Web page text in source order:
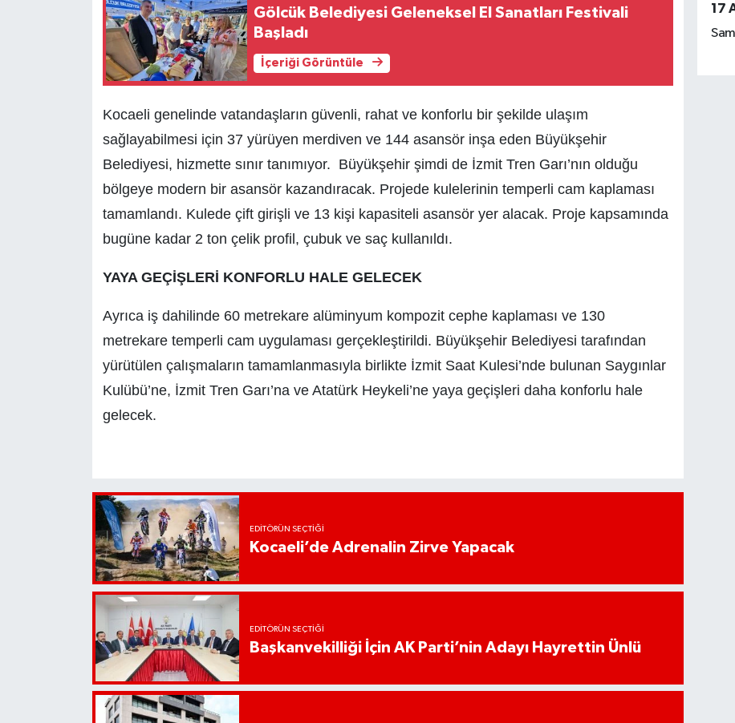
Gölcük Belediyesi Geleneksel El Sanatları Festivali
Başladı
İçeriği Görüntüle
Kocaeli genelinde vatandaşların güvenli, rahat ve konforlu bir şekilde ulaşım
sağlayabilmesi için 37 yürüyen merdiven ve 144 asansör inşa eden Büyükşehir
Belediyesi, hizmette sınır tanımıyor. Büyükşehir şimdi de İzmit Tren Garı’nın olduğu
bölgeye modern bir asansör kazandıracak. Projede kulelerinin temperli cam kaplaması
tamamlandı. Kulede çift girişli ve 13 kişi kapasiteli asansör yer alacak. Proje kapsamında
bugüne kadar 2 ton çelik profil, çubuk ve saç kullanıldı.
YAYA GEÇİŞLERİ KONFORLU HALE GELECEK
Ayrıca iş dahilinde 60 metrekare alüminyum kompozit cephe kaplaması ve 130
metrekare temperli cam uygulaması gerçekleştirildi. Büyükşehir Belediyesi tarafından
yürütülen çalışmaların tamamlanmasıyla birlikte İzmit Saat Kulesi’nde bulunan Saygınlar
Kulübü’ne, İzmit Tren Garı’na ve Atatürk Heykeli’ne yaya geçişleri daha konforlu hale
gelecek.
EDITÖRÜN SEÇTIĞI
Kocaeli’de Adrenalin Zirve Yapacak
EDITÖRÜN SEÇTIĞI
Başkanvekilliği İçin AK Parti’nin Adayı Hayrettin Ünlü
17